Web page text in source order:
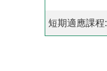
短期適應課程: